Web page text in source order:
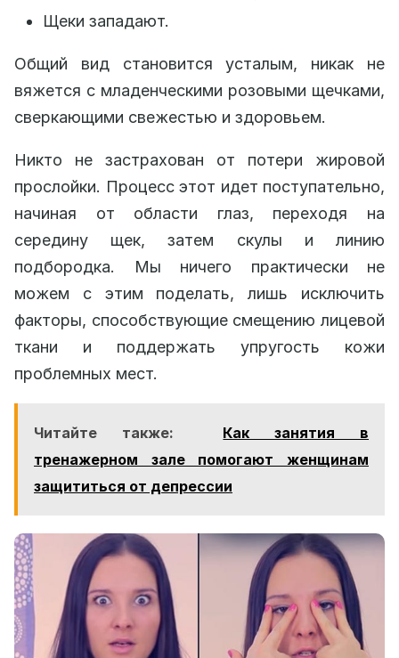
Щеки западают.
Общий вид становится усталым, никак не
вяжется с младенческими розовыми щечками,
сверкающими свежестью и здоровьем.
Никто не застрахован от потери жировой
прослойки. Процесс этот идет поступательно,
начиная от области глаз, переходя на
середину щек, затем скулы и линию
подбородка. Мы ничего практически не
можем с этим поделать, лишь исключить
факторы, способствующие смещению лицевой
ткани и поддержать упругость кожи
проблемных мест.
Читайте также:
Как занятия в
тренажерном зале помогают женщинам
защититься от депрессии